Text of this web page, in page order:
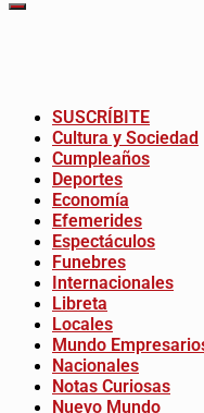
SUSCRÍBITE
Cultura y Sociedad
Cumpleaños
Deportes
Economía
Efemerides
Espectáculos
Funebres
Internacionales
Libreta
Locales
Mundo
Nacionales
Notas Curiosas
Nuevo Mundo